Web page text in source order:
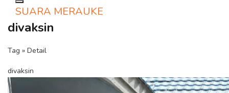
Toggle navigation
SUARA MERAUKE
divaksin
Tag » Detail
divaksin